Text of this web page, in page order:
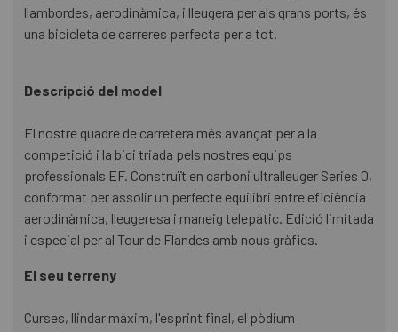
llambordes, aerodinàmica, i lleugera per als grans ports, és
una bicicleta de carreres perfecta per a tot.
Descripció del model
El nostre quadre de carretera més avançat per a la
competició i la bici triada pels nostres equips
professionals EF. Construït en carboni ultralleuger Series 0,
conformat per assolir un perfecte equilibri entre eficiència
aerodinàmica, lleugeresa i maneig telepàtic. Edició limitada
i especial per al Tour de Flandes amb nous gràfics.
El seu terreny
Curses, llindar màxim, l'esprint final, el pòdium